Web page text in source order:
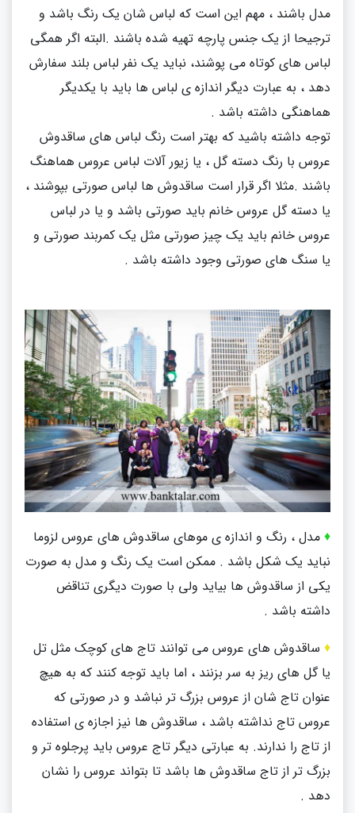
مدل باشند ، مهم این است که لباس شان یک رنگ باشد و
ترجیحا از یک جنس پارچه تهیه شده باشند .البته اگر همگی
لباس های کوتاه می پوشند، نباید یک نفر لباس بلند سفارش
دهد ، به عبارت دیگر اندازه ی لباس ها باید با یکدیگر
هماهنگی داشته باشد .
توجه داشته باشید که بهتر است رنگ لباس های ساقدوش
عروس با رنگ دسته گل ، یا زیور آلات لباس عروس هماهنگ
باشند .مثلا اگر قرار است ساقدوش ها لباس صورتی بپوشند ،
یا دسته گل عروس خانم باید صورتی باشد و یا در لباس
عروس خانم باید یک چیز صورتی مثل یک کمربند صورتی و
یا سنگ های صورتی وجود داشته باشد .
♦ مدل ، رنگ و اندازه ی موهای ساقدوش های عروس لزوما
نباید یک شکل باشد . ممکن است یک رنگ و مدل به صورت
یکی از ساقدوش ها بیاید ولی با صورت دیگری تناقض
داشته باشد .
♦ ساقدوش های عروس می توانند تاج های کوچک مثل تل
یا گل های ریز به سر بزنند ، اما باید توجه کنند که به هیچ
عنوان تاج شان از عروس بزرگ تر نباشد و در صورتی که
عروس تاج نداشته باشد ، ساقدوش ها نیز اجازه ی استفاده
از تاج را ندارند. به عبارتی دیگر تاج عروس باید پرجلوه تر و
بزرگ تر از تاج ساقدوش ها باشد تا بتواند عروس را نشان
دهد .